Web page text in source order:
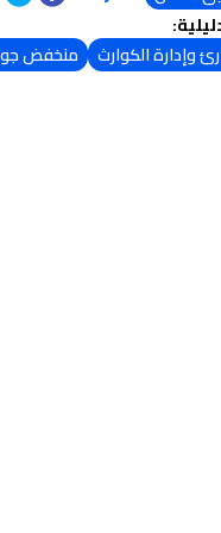
وإدارة الكوارث
منخفض